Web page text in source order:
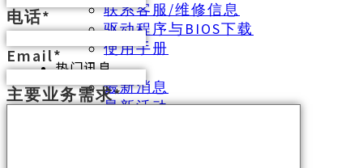
联系客服/维修信息
驱动程序与BIOS下载
使用手册
热门讯息
最新消息
最新活动
电话*
Email*
主要业务需求*